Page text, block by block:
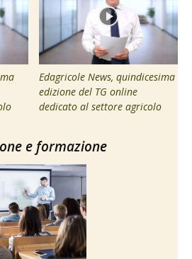
Edagricole News, quindicesima
edizione del TG online
dedicato al settore agricolo
e formazione